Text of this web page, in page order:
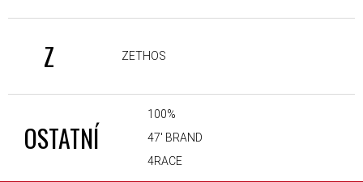
Z ZETHOS
OSTATNÍ
100%
47' BRAND
4RACE